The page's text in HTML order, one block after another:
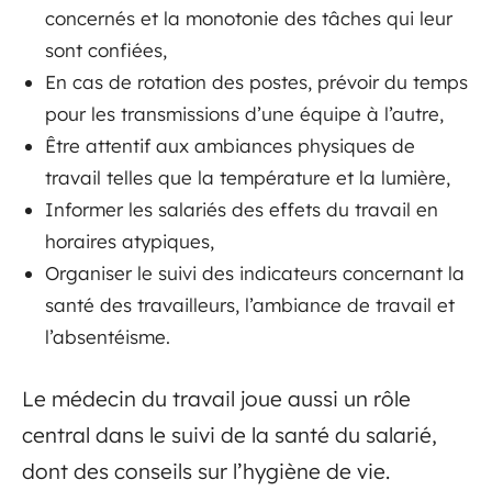
concernés et la monotonie des tâches qui leur
sont confiées,
En cas de rotation des postes, prévoir du temps
pour les transmissions d’une équipe à l’autre,
Être attentif aux ambiances physiques de
travail telles que la température et la lumière,
Informer les salariés des effets du travail en
horaires atypiques,
Organiser le suivi des indicateurs concernant la
santé des travailleurs, l’ambiance de travail et
l’absentéisme.
Le médecin du travail joue aussi un rôle
central dans le suivi de la santé du salarié,
dont des conseils sur l’hygiène de vie.